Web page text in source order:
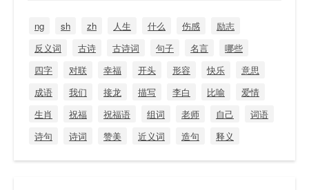
ng sh zh 人生 什么 伤感
励志
反义词
古诗 古诗词 句子 名言
哪些
四字
对联 幸福 开头 形容 快乐
意思
成语
我们 接龙 描写 李白 比喻
爱情
生肖
祝福 祝福语 组词 老师 自己
词语
诗句
诗词 赞美 近义词 造句 释义